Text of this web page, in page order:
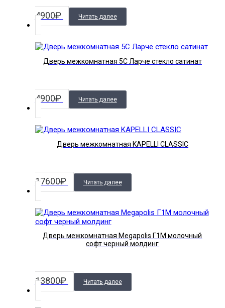
4900₽ Читать далее
Дверь межкомнатная 5С Ларче стекло сатинат
4900₽ Читать далее
Дверь межкомнатная KAPELLI CLASSIC
17600₽ Читать далее
Дверь межкомнатная Megapolis Г1М молочный
софт черный молдинг
13800₽ Читать далее